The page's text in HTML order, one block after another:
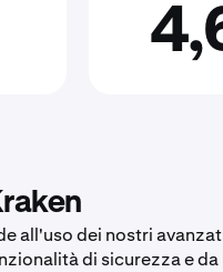
all'uso dei nostri
di sicurezza e